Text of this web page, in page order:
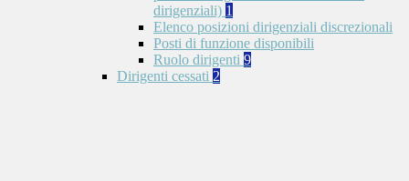
dirigenziali) 1
Elenco posizioni dirigenziali discrezionali
Posti di funzione disponibili
Ruolo dirigenti 9
Dirigenti cessati 2